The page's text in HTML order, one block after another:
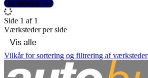
Se detaljer
Side 1 af 1
Værksteder per side
Vilkår for sortering og filtrering af værksteder